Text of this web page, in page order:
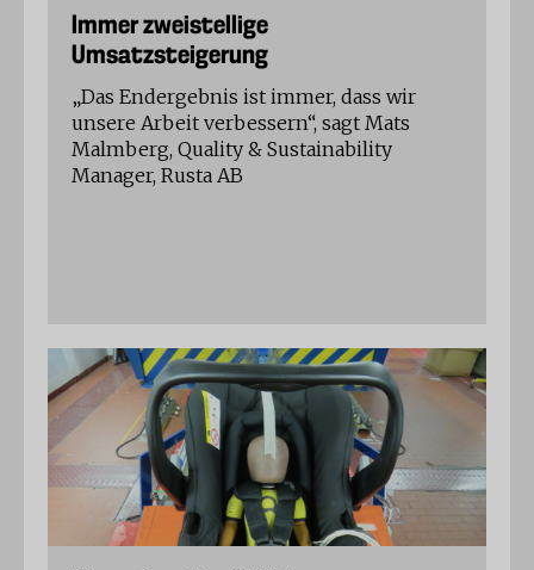
Immer zweistellige
Umsatzsteigerung
„Das Endergebnis ist immer, dass wir
unsere Arbeit verbessern“, sagt Mats
Malmberg, Quality & Sustainability
Manager, Rusta AB